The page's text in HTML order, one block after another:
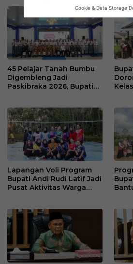
45 Pelajar Tanah Bumbu
Digembleng Jadi
Paskibraka 2026, Bupati
Lapangan Voli Program
Bupati Andi Rudi Latif Jadi
Pusat Aktivitas Warga
Cookie & Data Storage